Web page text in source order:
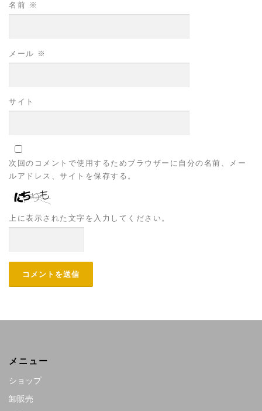
名前 ※
メール ※
サイト
次回のコメントで使用するためブラウザーに自分の名前、メー
ルアドレス、サイトを保存する。
上に表示された文字を入力してください。
メニュー
ショップ
卸販売